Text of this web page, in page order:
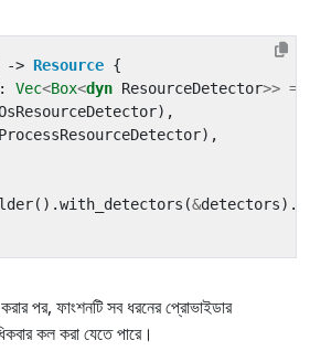
-> Resource {
: Vec<Box<dyn ResourceDetector>> =
),
ProcessResourceDetector),
().with_detectors (&detectors).
পর, ফাংশনটি সব ধরনের প্রোভাইডার
কল করা যেতে পারে।